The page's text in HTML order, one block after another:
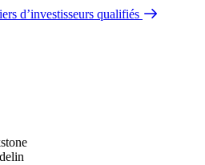
d’investisseurs qualifiés